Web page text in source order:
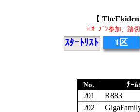
【
※ｵｰﾌﾟﾝ参加、踏
ｽﾀｰﾄﾘｽﾄ 1区
No. ﾁｰﾑ
201
R883
202